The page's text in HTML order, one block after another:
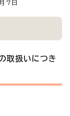
7日
取扱いにつき